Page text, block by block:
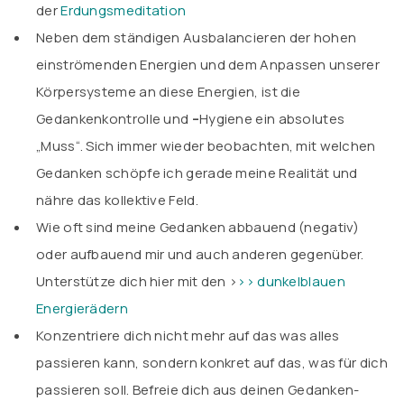
derErdungsmeditation
Neben dem ständigen Ausbalancieren der hohen
einströmenden Energien und dem Anpassen unserer
Körpersysteme an diese Energien, ist die
Gedankenkontrolle und –Hygiene ein absolutes
„Muss“. Sich immer wieder beobachten, mit welchen
Gedanken schöpfe ich gerade meine Realität und
nähre das kollektive Feld.
Wie oft sind meine Gedanken abbauend (negativ)
oder aufbauend mir und auch anderen gegenüber.
Unterstütze dich hier mit den > >> dunkelblauen
Energierädern
Konzentriere dich nicht mehr auf das was alles
passieren kann, sondern konkret auf das, was für dich
passieren soll. Befreie dich aus deinen Gedanken-